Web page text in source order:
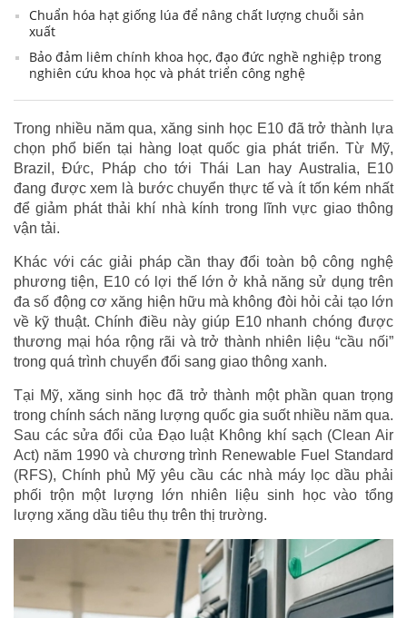
Chuẩn hóa hạt giống lúa để nâng chất lượng chuỗi sản
xuất
Bảo đảm liêm chính khoa học, đạo đức nghề nghiệp trong
nghiên cứu khoa học và phát triển công nghệ
Trong nhiều năm qua, xăng sinh học E10 đã trở thành lựa
chọn phổ biến tại hàng loạt quốc gia phát triển. Từ Mỹ,
Brazil, Đức, Pháp cho tới Thái Lan hay Australia, E10
đang được xem là bước chuyển thực tế và ít tốn kém nhất
để giảm phát thải khí nhà kính trong lĩnh vực giao thông
vận tải.
Khác với các giải pháp cần thay đổi toàn bộ công nghệ
phương tiện, E10 có lợi thế lớn ở khả năng sử dụng trên
đa số động cơ xăng hiện hữu mà không đòi hỏi cải tạo lớn
về kỹ thuật. Chính điều này giúp E10 nhanh chóng được
thương mại hóa rộng rãi và trở thành nhiên liệu “cầu nối”
trong quá trình chuyển đổi sang giao thông xanh.
Tại Mỹ, xăng sinh học đã trở thành một phần quan trọng
trong chính sách năng lượng quốc gia suốt nhiều năm qua.
Sau các sửa đổi của Đạo luật Không khí sạch (Clean Air
Act) năm 1990 và chương trình Renewable Fuel Standard
(RFS), Chính phủ Mỹ yêu cầu các nhà máy lọc dầu phải
phối trộn một lượng lớn nhiên liệu sinh học vào tổng
lượng xăng dầu tiêu thụ trên thị trường.